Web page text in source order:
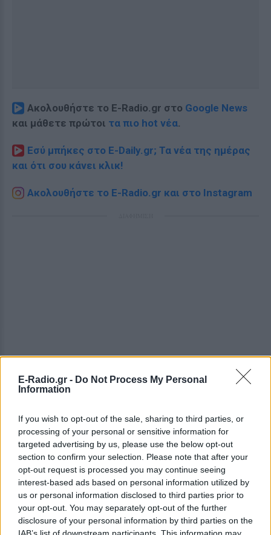
E-Radio.gr - Do Not Process My Personal
Information
If you wish to opt-out of the sale, sharing to third parties, or
processing of your personal or sensitive information for
targeted advertising by us, please use the below opt-out
section to confirm your selection. Please note that after your
opt-out request is processed you may continue seeing
interest-based ads based on personal information utilized by
us or personal information disclosed to third parties prior to
your opt-out. You may separately opt-out of the further
disclosure of your personal information by third parties on the
Ακολουθήστε το E-Radio.gr στο Google News
και μάθετε πρώτοι τα πιο hot νέα.
Εσύ μπήκες στο E-Daily.gr; Τα νέα της ημέρας
και ότι σου κάνει κλικ!
Ακολουθήστε το E-Radio.gr και στο Instagram
ΔΕΙΤΕ ΕΠΙΣΗΣ